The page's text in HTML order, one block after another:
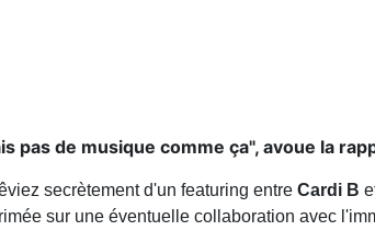
pas de musique comme ça", avoue la
secrètement d'un featuring entre Cardi B
sur une éventuelle collaboration avec